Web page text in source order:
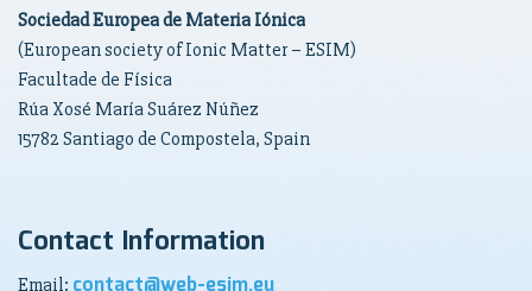
Sociedad Europea de Materia Iónica
(European society of Ionic Matter – ESIM)
Facultade de Física
Rúa Xosé María Suárez Núñez
15782 Santiago de Compostela, Spain
Contact Information
Email: